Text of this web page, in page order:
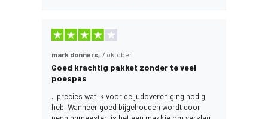
mark donners, 7 oktober
Goed krachtig pakket zonder te veel
poespas
...precies wat ik voor de judovereniging nodig
heb. Wanneer goed bijgehouden wordt door